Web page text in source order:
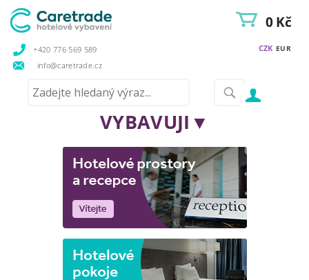
+420 776 569 589
info@caretrade.cz
CZK EUR
0 Kč
VYBAVUJI